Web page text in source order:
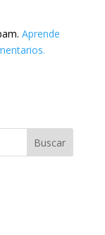
Aprende